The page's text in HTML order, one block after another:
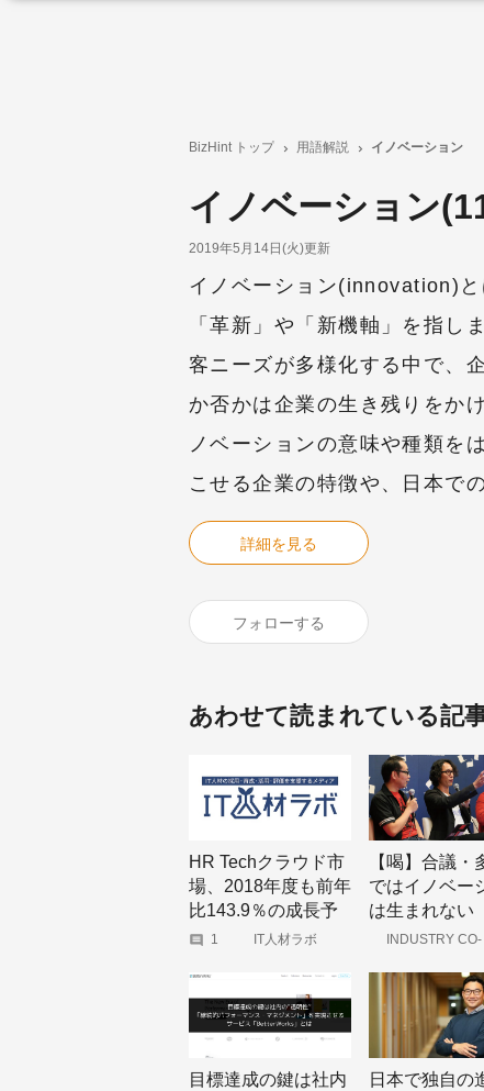
BizHint トップ 用語解説 イノベーション
イノベーション
2019年5月14日(火)更新
イノベーション(innovation)
「革新」や「新機軸」を指し
客ニーズが多様化する中で、
か否かは企業の生き残りをか
ノベーションの意味や種類を
こせる企業の特徴や、日本で
詳細を見る
フォローする
あわせて読まれている記
HR Techクラウド市
場、2018年度も前年
比143.9％の成長予
測―ミック経済研究
資料を発刊
1 IT人材ラボ
【喝】合議・
ではイノベー
は生まれない
INDUSTRY CO-
目標達成の鍵は社内
日本で独自の